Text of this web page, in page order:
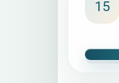
15